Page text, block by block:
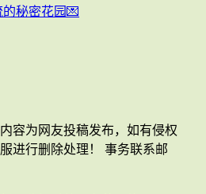
秘密花园💌
容为网友投稿发布，如有侵权
进行删除处理！ 事务联系邮